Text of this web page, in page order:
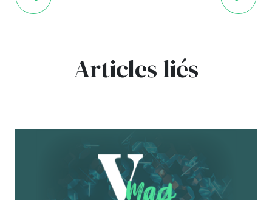
Articles liés